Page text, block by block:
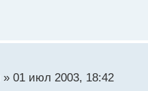
» 01 июл 2003, 18:42